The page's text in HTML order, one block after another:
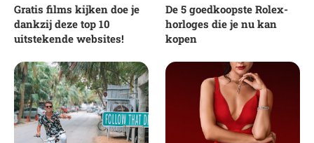
Gratis films kijken doe je
dankzij deze top 10
uitstekende websites!
De 5 goedkoopste Rolex-
horloges die je nu kan
kopen